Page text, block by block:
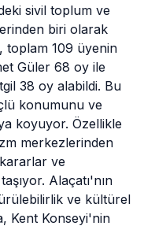
sivil toplum ve
biri olarak
toplam 109 üyenin
Güler 68 oy ile
38 oy alabildi. Bu
konumunu ve
koyuyor. Özellikle
merkezlerinden
ve
Alaçatı'nın
ve kültürel
Kent Konseyi'nin